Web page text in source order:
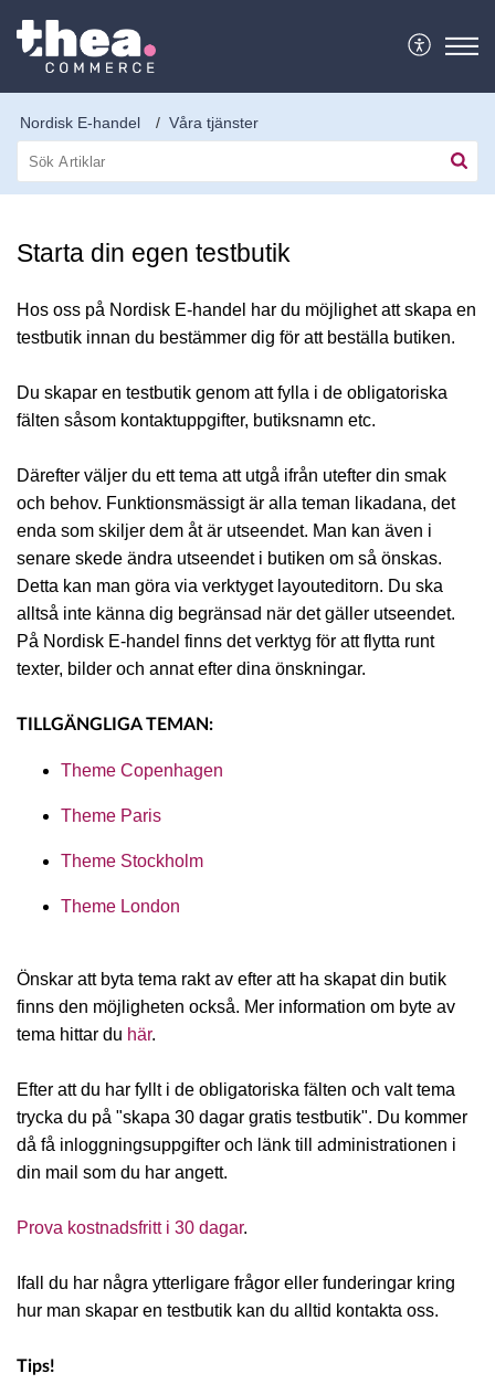
Nordisk E-handel Våra tjänster
Starta din egen testbutik
Hos oss på Nordisk E-handel har du möjlighet att skapa en
testbutik innan du bestämmer dig för att beställa butiken.
Du skapar en testbutik genom att fylla i de obligatoriska
fälten såsom kontaktuppgifter, butiksnamn etc.
Därefter väljer du ett tema att utgå ifrån utefter din smak
och behov. Funktionsmässigt är alla teman likadana, det
enda som skiljer dem åt är utseendet. Man kan även i
senare skede ändra utseendet i butiken om så önskas.
Detta kan man göra via verktyget layouteditorn. Du ska
alltså inte känna dig begränsad när det gäller utseendet.
På Nordisk E-handel finns det verktyg för att flytta runt
texter, bilder och annat efter dina önskningar.
TILLGÄNGLIGA TEMAN:
Theme Copenhagen
Theme Paris
Theme Stockholm
Theme London
Önskar att byta tema rakt av efter att ha skapat din butik
finns den möjligheten också. Mer information om byte av
tema hittar du här.
Efter att du har fyllt i de obligatoriska fälten och valt tema
trycka du på "skapa 30 dagar gratis testbutik". Du kommer
då få inloggningsuppgifter och länk till administrationen i
din mail som du har angett.
Prova kostnadsfritt i 30 dagar.
Ifall du har några ytterligare frågor eller funderingar kring
hur man skapar en testbutik kan du alltid kontakta oss.
Tips!